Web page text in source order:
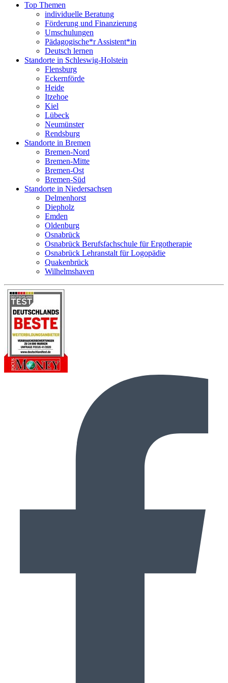
Top Themen
individuelle Beratung
Förderung und Finanzierung
Umschulungen
Pädagogische*r Assistent*in
Deutsch lernen
Standorte in Schleswig-Holstein
Flensburg
Eckernförde
Heide
Itzehoe
Kiel
Lübeck
Neumünster
Rendsburg
Standorte in Bremen
Bremen-Nord
Bremen-Mitte
Bremen-Ost
Bremen-Süd
Standorte in Niedersachsen
Delmenhorst
Diepholz
Emden
Oldenburg
Osnabrück
Osnabrück Berufsfachschule für Ergotherapie
Osnabrück Lehranstalt für Logopädie
Quakenbrück
Wilhelmshaven